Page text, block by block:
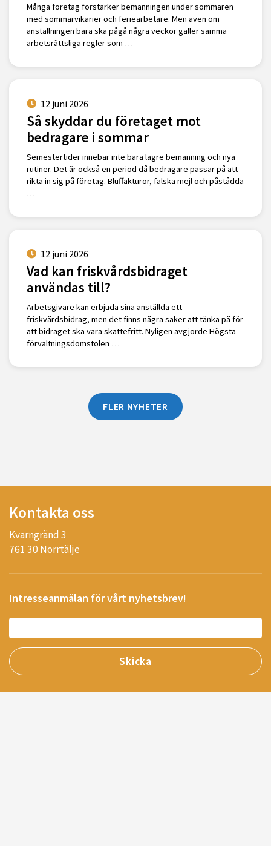
Många företag förstärker bemanningen under sommaren
med sommarvikarier och feriearbetare. Men även om
anställningen bara ska pågå några veckor gäller samma
arbetsrättsliga regler som …
12 juni 2026
Så skyddar du företaget mot
bedragare i sommar
Semestertider innebär inte bara lägre bemanning och nya
rutiner. Det är också en period då bedragare passar på att
rikta in sig på företag. Bluffakturor, falska mejl och påstådda
…
12 juni 2026
Vad kan friskvårdsbidraget
användas till?
Arbetsgivare kan erbjuda sina anställda ett
friskvårdsbidrag, men det finns några saker att tänka på för
att bidraget ska vara skattefritt. Nyligen avgjorde Högsta
förvaltningsdomstolen …
FLER NYHETER
Kontakta oss
Kvarngränd 3
761 30 Norrtälje
Intresseanmälan för vårt nyhetsbrev!